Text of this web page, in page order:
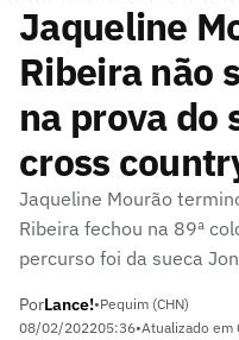
Jaqueline
Ribeira não
na prova do
cross
Jaqueline Mourão
Ribeira fechou na 89ª
percurso foi da sueca
PorLance!•Pequim (CHN)
08/02/202205:36•Atualizado em